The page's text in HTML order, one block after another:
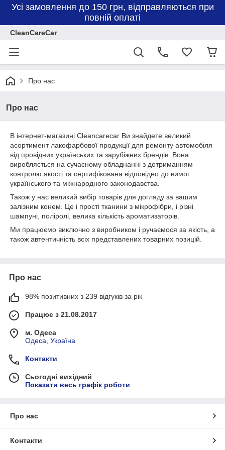
Усі замовлення до 150 грн, відправляються при
повній оплаті
CleanCareCar
Про нас
Про нас
В інтернет-магазині Cleancarecar Ви знайдете великий
асортимент лакофарбової продукції для ремонту автомобіля
від провідних українських та зарубіжних брендів. Вона
виробляється на сучасному обладнанні з дотриманням
контролю якості та сертифікована відповідно до вимог
українського та міжнародного законодавства.
Також у нас великий вибір товарів для догляду за вашим
залізним конем. Це і прості тканини з мікрофібри, і різні
шампуні, поліролі, велика кількість ароматизаторів.
Ми працюємо виключно з виробником і ручаємося за якість, а
також автентичність всіх представлених товарних позицій.
Про нас
98% позитивних з 239 відгуків за рік
Працює з 21.08.2017
м. Одеса
Одеса, Україна
Контакти
Сьогодні вихідний
Показати весь графік роботи
Про нас
Контакти